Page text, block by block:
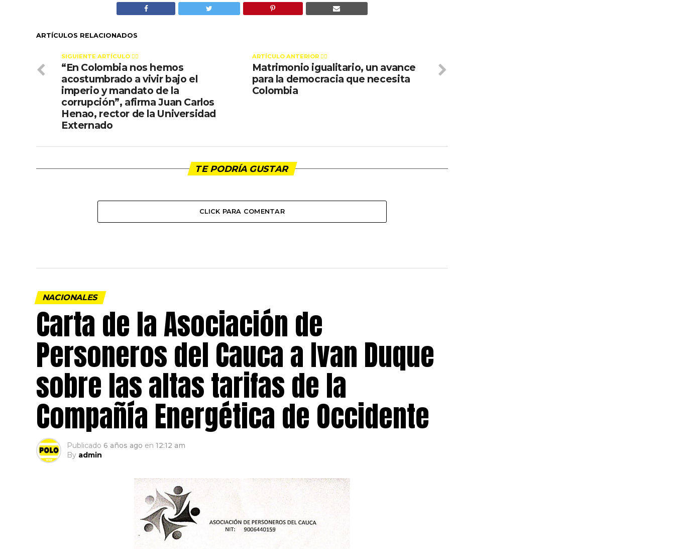
ARTÍCULOS RELACIONADOS
ARTÍCULO ANTERIOR 👉🏻
Matrimonio igualitario, un avance
para la democracia que necesita
Colombia
SIGUIENTE ARTÍCULO 👈🏻
“En Colombia nos hemos
acostumbrado a vivir bajo el
imperio y mandato de la
corrupción”, afirma Juan Carlos
Henao, rector de la Universidad
Externado
TE PODRÍA GUSTAR
CLICK PARA COMENTAR
NACIONALES
Carta de la Asociación de
Personeros del Cauca a Ivan Duque
sobre las altas tarifas de la
Compañía Energética de Occidente
Publicado 6 años ago en 12:12 am
By admin